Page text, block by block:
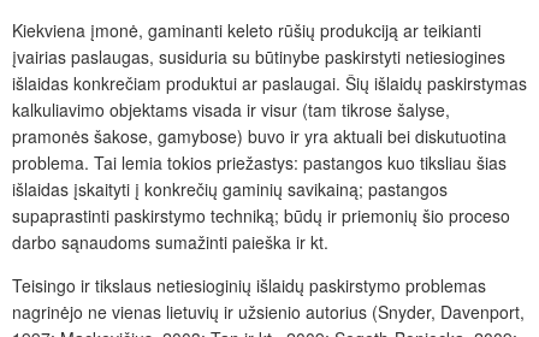
Kiekviena įmonė, gaminanti keleto rūšių produkciją ar teikianti
įvairias paslaugas, susiduria su būtinybe paskirstyti netiesiogines
išlaidas konkrečiam produktui ar paslaugai. Šių išlaidų paskirstymas
kalkuliavimo objektams visada ir visur (tam tikrose šalyse,
pramonės šakose, gamybose) buvo ir yra aktuali bei diskutuotina
problema. Tai lemia tokios priežastys: pastangos kuo tiksliau šias
išlaidas įskaityti į konkrečių gaminių savikainą; pastangos
supaprastinti paskirstymo techniką; būdų ir priemonių šio proceso
darbo sąnaudoms sumažinti paieška ir kt.
Teisingo ir tikslaus netiesioginių išlaidų paskirstymo problemas
nagrinėjo ne vienas lietuvių ir užsienio autorius (Snyder, Davenport,